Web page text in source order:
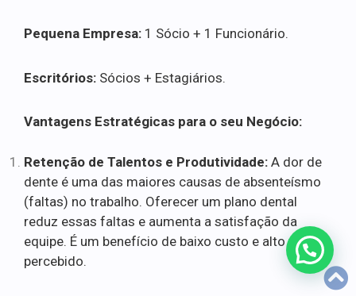
Pequena Empresa: 1 Sócio + 1 Funcionário.
Escritórios: Sócios + Estagiários.
Vantagens Estratégicas para o seu Negócio:
Retenção de Talentos e Produtividade: A dor de
dente é uma das maiores causas de absenteísmo
(faltas) no trabalho. Oferecer um plano dental
reduz essas faltas e aumenta a satisfação da
equipe. É um benefício de baixo custo e alto valor
percebido.